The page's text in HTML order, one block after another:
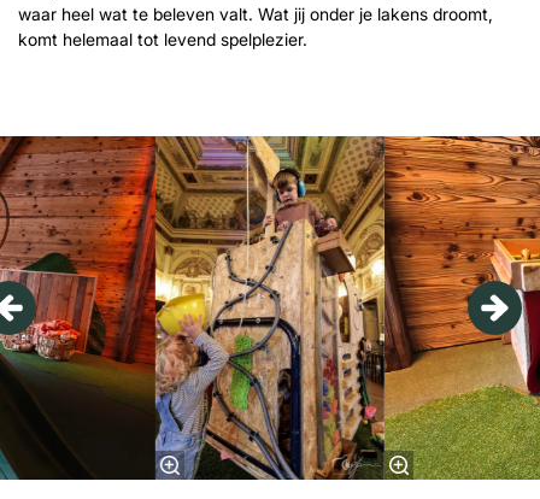
waar heel wat te beleven valt. Wat jij onder je lakens droomt,
komt helemaal tot levend spelplezier.
Overslaan